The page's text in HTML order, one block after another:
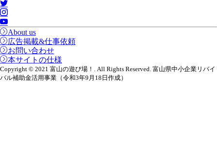
About us
広告掲載&仕事依頼
お問い合わせ
本サイトの仕様
Copyright © 2021 富山の遊び場！. All Rights Reserved. 富山県中小企業リバイ
バル補助金活用事業（令和3年9月18日作成）